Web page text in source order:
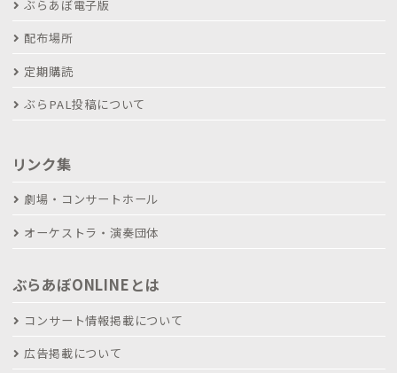
ぶらあぼ電子版
配布場所
定期購読
ぶらPAL投稿について
リンク集
劇場・コンサートホール
オーケストラ・演奏団体
ぶらあぼONLINEとは
コンサート情報掲載について
広告掲載について